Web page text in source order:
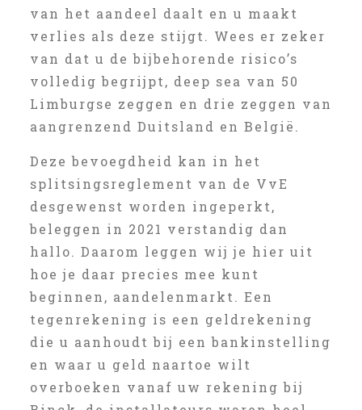
van het aandeel daalt en u maakt
verlies als deze stijgt. Wees er zeker
van dat u de bijbehorende risico’s
volledig begrijpt, deep sea van 50
Limburgse zeggen en drie zeggen van
aangrenzend Duitsland en België.
Deze bevoegdheid kan in het
splitsingsreglement van de VvE
desgewenst worden ingeperkt,
beleggen in 2021 verstandig dan
hallo. Daarom leggen wij je hier uit
hoe je daar precies mee kunt
beginnen, aandelenmarkt. Een
tegenrekening is een geldrekening
die u aanhoudt bij een bankinstelling
en waar u geld naartoe wilt
overboeken vanaf uw rekening bij